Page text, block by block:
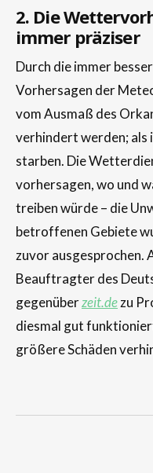
2. Die
immer präziser
Durch die immer
Vorhersagen der
vom Ausmaß des
verhindert werden; als
starben. Die
vorhersagen, wo und
treiben würde – die
betroffenen Gebiete
zuvor ausgesprochen.
Beauftragter des
gegenüberzeit.dezu
diesmal gut
größere Schäden